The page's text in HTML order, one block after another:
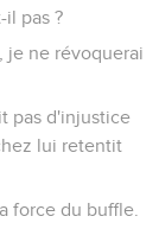
il pas ?
je ne révoquerai
pas d'injustice
lui retentit
force du buffle.